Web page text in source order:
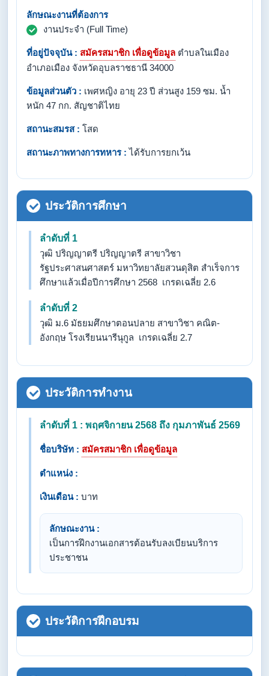
ลักษณะงานที่ต้องการ
งานประจำ (Full Time)
ที่อยู่ปัจจุบัน : สมัครสมาชิก เพื่อดูข้อมูล ตำบลในเมือง
อำเภอเมือง จังหวัดอุบลราชธานี 34000
ข้อมูลส่วนตัว : เพศหญิง อายุ 23 ปี ส่วนสูง 159 ซม. น้ำ
หนัก 47 กก. สัญชาติไทย
สถานะสมรส : โสด
สถานะภาพทางการทหาร : ได้รับการยกเว้น
ประวัติการศึกษา
ลำดับที่ 1
วุฒิ ปริญญาตรี ปริญญาตรี สาขาวิชา
รัฐประศาสนศาสตร์ มหาวิทยาลัยสวนดุสิต สำเร็จการ
ศึกษาแล้วเมื่อปีการศึกษา 2568 เกรดเฉลี่ย 2.6
ลำดับที่ 2
วุฒิ ม.6 มัธยมศึกษาตอนปลาย สาขาวิชา คณิต-
อังกฤษ โรงเรียนนารีนุกูล เกรดเฉลี่ย 2.7
ประวัติการทำงาน
ลำดับที่ 1 : พฤศจิกายน 2568 ถึง กุมภาพันธ์ 2569
ชื่อบริษัท : สมัครสมาชิก เพื่อดูข้อมูล
ตำแหน่ง :
เงินเดือน : บาท
ลักษณะงาน :
เป็นการฝึกงานเอกสารต้อนรับลงเบียนบริการ
ประชาชน
ประวัติการฝึกอบรม